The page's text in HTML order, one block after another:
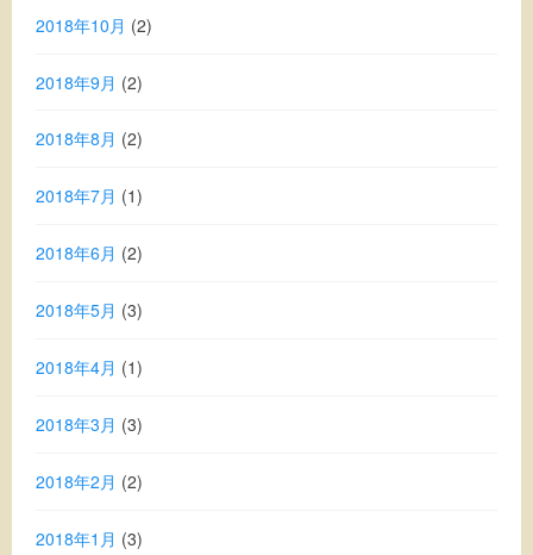
2018年10月 (2)
2018年9月 (2)
2018年8月 (2)
2018年7月 (1)
2018年6月 (2)
2018年5月 (3)
2018年4月 (1)
2018年3月 (3)
2018年2月 (2)
2018年1月 (3)